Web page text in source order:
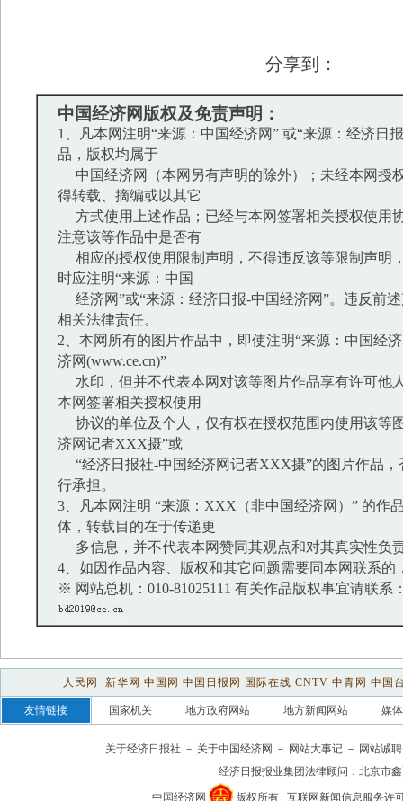
分享到：
中国经济网版权及免责声明：
1、凡本网注明“来源：中国经济网” 或“来源：经济日
品，版权均属于
中国经济网（本网另有声明的除外）；未经本网授
得转载、摘编或以其它
方式使用上述作品；已经与本网签署相关授权使用
注意该等作品中是否有
相应的授权使用限制声明，不得违反该等限制声明
时应注明“来源：中国
经济网”或“来源：经济日报-中国经济网”。违反前
相关法律责任。
2、本网所有的图片作品中，即使注明“来源：中国经
济网(www.ce.cn)”
水印，但并不代表本网对该等图片作品享有许可他
本网签署相关授权使用
协议的单位及个人，仅有权在授权范围内使用该等
济网记者XXX摄”或
“经济日报社-中国经济网记者XXX摄”的图片作品，
行承担。
3、凡本网注明 “来源：XXX（非中国经济网）” 的作
体，转载目的在于传递更
多信息，并不代表本网赞同其观点和对其真实性负
4、如因作品内容、版权和其它问题需要同本网联系的
※ 网站总机：010-81025111 有关作品版权事宜请联系
人民网 新华网 中国网 中国日报网 国际在线 CNTV 中青网 中国
友情链接 国家机关 地方政府网站 地方新闻网站 媒
关于经济日报社 － 关于中国经济网 － 网站大事记 － 网站诚聘
经济日报报业集团法律顾问： 北京市
中国经济网 版权所有 互联网新闻信息服务许